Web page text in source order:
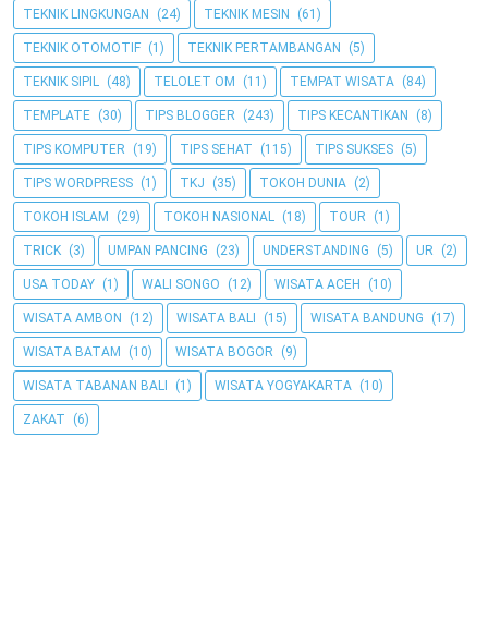
TEKNIK LINGKUNGAN (24) TEKNIK MESIN (61)
TEKNIK OTOMOTIF (1) TEKNIK PERTAMBANGAN (5)
TEKNIK SIPIL (48) TELOLET OM (11) TEMPAT WISATA (84)
TEMPLATE (30) TIPS BLOGGER (243) TIPS KECANTIKAN (8)
TIPS KOMPUTER (19) TIPS SEHAT (115) TIPS SUKSES (5)
TIPS WORDPRESS (1) TKJ (35) TOKOH DUNIA (2)
TOKOH ISLAM (29) TOKOH NASIONAL (18) TOUR (1)
TRICK (3) UMPAN PANCING (23) UNDERSTANDING (5) UR (2)
USA TODAY (1) WALI SONGO (12) WISATA ACEH (10)
WISATA AMBON (12) WISATA BALI (15) WISATA BANDUNG (17)
WISATA BATAM (10) WISATA BOGOR (9)
WISATA TABANAN BALI (1) WISATA YOGYAKARTA (10)
ZAKAT (6)